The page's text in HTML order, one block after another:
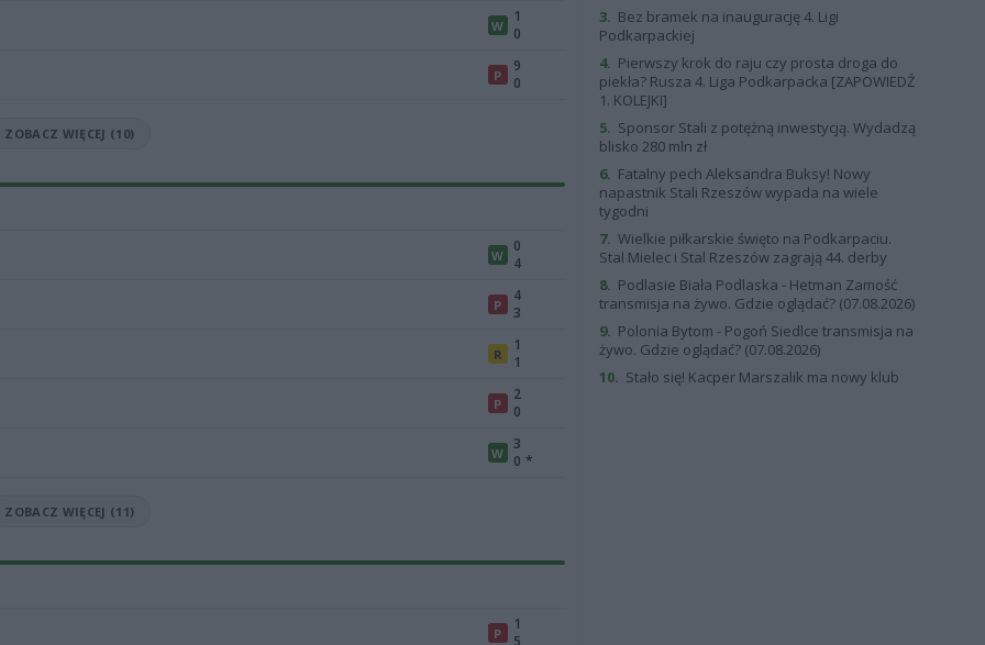
W
1
0
P
9
0
ZOBACZ WIĘCEJ (10)
W
0
4
P
4
3
R
1
1
P
2
0
W
3
0 *
ZOBACZ WIĘCEJ (11)
P
1
5
3. Bez bramek na inaugurację 4. Ligi
Podkarpackiej
4. Pierwszy krok do raju czy prosta droga do
piekła? Rusza 4. Liga Podkarpacka [ZAPOWIEDŹ
1. KOLEJKI]
5. Sponsor Stali z potężną inwestycją. Wydadzą
blisko 280 mln zł
6. Fatalny pech Aleksandra Buksy! Nowy
napastnik Stali Rzeszów wypada na wiele
tygodni
7. Wielkie piłkarskie święto na Podkarpaciu.
Stal Mielec i Stal Rzeszów zagrają 44. derby
8. Podlasie Biała Podlaska - Hetman Zamość
transmisja na żywo. Gdzie oglądać? (07.08.2026)
9. Polonia Bytom - Pogoń Siedlce transmisja na
żywo. Gdzie oglądać? (07.08.2026)
10. Stało się! Kacper Marszalik ma nowy klub